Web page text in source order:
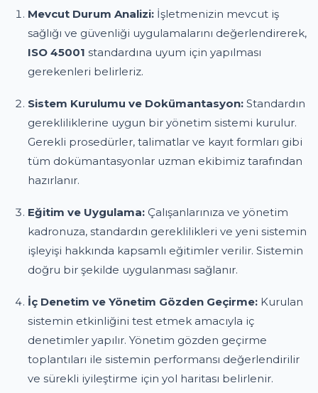
Mevcut Durum Analizi: İşletmenizin mevcut iş
sağlığı ve güvenliği uygulamalarını değerlendirerek,
ISO 45001 standardına uyum için yapılması
gerekenleri belirleriz.
Sistem Kurulumu ve Dokümantasyon: Standardın
gerekliliklerine uygun bir yönetim sistemi kurulur.
Gerekli prosedürler, talimatlar ve kayıt formları gibi
tüm dokümantasyonlar uzman ekibimiz tarafından
hazırlanır.
Eğitim ve Uygulama: Çalışanlarınıza ve yönetim
kadronuza, standardın gereklilikleri ve yeni sistemin
işleyişi hakkında kapsamlı eğitimler verilir. Sistemin
doğru bir şekilde uygulanması sağlanır.
İç Denetim ve Yönetim Gözden Geçirme: Kurulan
sistemin etkinliğini test etmek amacıyla iç
denetimler yapılır. Yönetim gözden geçirme
toplantıları ile sistemin performansı değerlendirilir
ve sürekli iyileştirme için yol haritası belirlenir.